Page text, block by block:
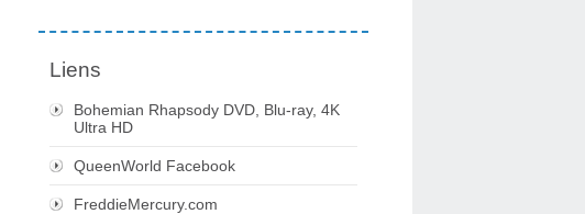
Liens
Bohemian Rhapsody DVD, Blu-ray, 4K
Ultra HD
QueenWorld Facebook
FreddieMercury.com